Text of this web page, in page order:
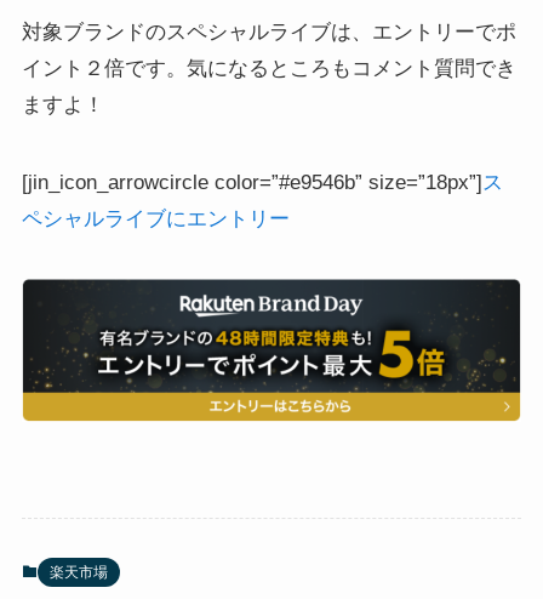
対象ブランドのスペシャルライブは、エントリーでポ
イント２倍です。気になるところもコメント質問でき
ますよ！
[jin_icon_arrowcircle color=”#e9546b” size=”18px”]ス
ペシャルライブにエントリー
楽天市場